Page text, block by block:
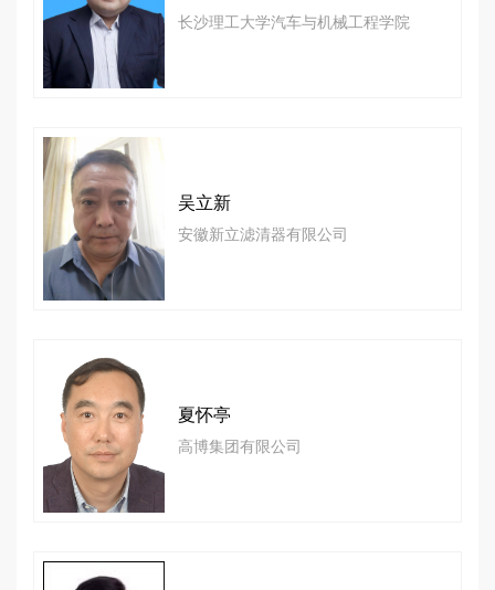
长沙理工大学汽车与机械工程学院
吴立新
安徽新立滤清器有限公司
夏怀亭
高博集团有限公司